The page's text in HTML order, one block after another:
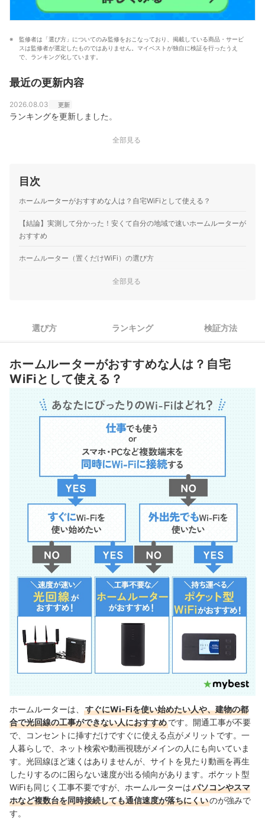
監修者は「選び方」についてのみ監修をおこなっており、掲載している商品・サービ
スは監修者が選定したものではありません。マイベストが独自に検証を行ったうえ
で、ランキング化しています。
最近の更新内容
2026.08.03 更新
ランキングを更新しました。
全部見る
目次
ホームルーターがおすすめな人は？自宅WiFiとして使える？
【結論】実測して分かった！安くて自分の地域で速いホームルーターが
おすすめ
ホームルーター（置くだけWiFi）の選び方
実測の結果、同じサービスでも場所によって速度が違う！回線
人気のホームルーター9サービスを徹底検証！
ホームルーターとは？置くだけWiFiとの違いとは？
ホームルーター（置くだけWiFi）は本当に無制限で使える？注意点は？
ホームルーター（置くだけWiFi）は部屋のどこに置くべき？
ホームルーター（置くだけWiFi）は引越し先でもそのまま使える？
ホームルーター（置くだけWiFi）の速度が遅いときの対策は？
ホームルーター（置くだけWiFi）がつながらないときはどうしたらい
い？
申し込んでからいつ届く？挿すだけですぐに使える？
ホームルーターに契約期間の縛りはある？
ホームルーター（置くだけWiFi）で5G通信はできる？
auのホームルーター（置くだけWiFi）はおすすめ？
ホームルーター（置くだけWiFi）の解約手続きの流れは？本体の返却は
必要？
全部見る
選び方 ランキング 検証方法
ホームルーターがおすすめな人は？自宅
WiFiとして使える？
ホームルーターは、
すぐにWi-Fiを使い始めたい人や、建物の都
合で光回線の工事ができない人におすすめです。開通工事が不要
で、コンセントに挿すだけですぐに使える点がメリットです。一
人暮らしで、ネット検索や動画視聴がメインの人にも向いていま
す。光回線ほど速くはありませんが、サイトを見たり動画を再生
したりするのに困らない速度が出る傾向があります。ポケット型
WiFiも同じく工事不要ですが、ホームルーターはパソコンやスマ
ホなど複数台を同時接続しても通信速度が落ちにくいのが強みで
す。